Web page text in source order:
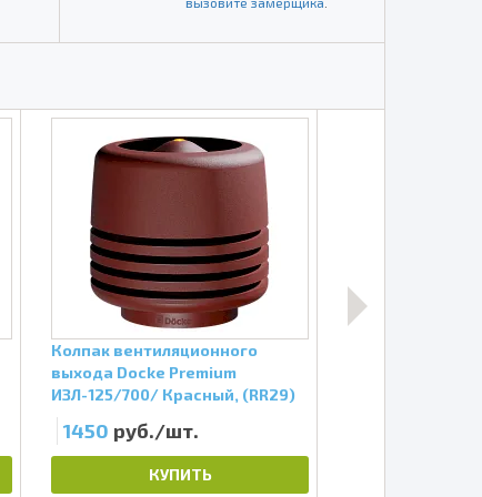
Колпак вентиляционного
выхода Docke Premium
ИЗЛ-125/700/ Красный, (RR29)
1450 руб./шт.
КУПИТЬ